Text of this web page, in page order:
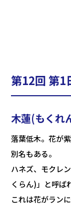
第12回 第1
木蓮(もくれ
落葉低木。花が
別名もある。
ハネズ、モクレ
くらん)」と呼ば
これは花がラン